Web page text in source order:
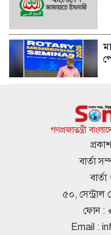
গণপ্রজাতন্ত্রী
বার্তা
৫০,
ফোন :
Email :